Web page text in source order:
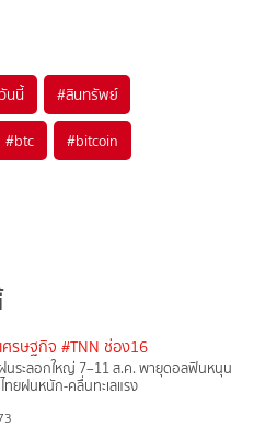
นนี้ #สินทรัพย์
#btc #bitcoin
ศรษฐกิจ #TNN ช่อง16
นระลอกใหญ่ 7–11 ส.ค. พายุดอลฟินหนุน
ทยฝนหนัก-คลื่นทะเลแรง